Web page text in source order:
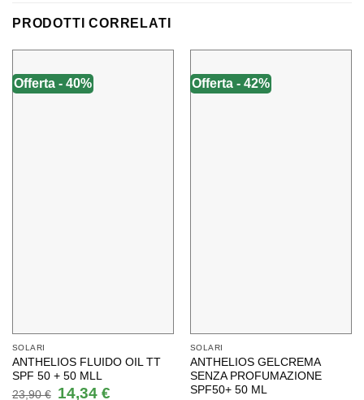
PRODOTTI CORRELATI
Offerta - 40%
SOLARI
ANTHELIOS FLUIDO OIL TT
SPF 50 + 50 MLL
23,90€
Il
14,34 €Il
Offerta - 42%
SOLARI
ANTHELIOS GELCREMA
SENZA PROFUMAZIONE
SPF50+ 50 ML